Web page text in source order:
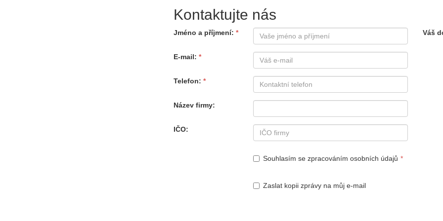
Kontaktujte nás
Jméno a příjmení
E-mail
Telefon
Název firmy
IČO
Souhlasím se zpracováním osobních údajů
Zaslat kopii zprávy na můj e-mail
Váš